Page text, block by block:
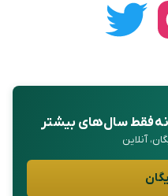
نه فقط سال‌های بیشتر